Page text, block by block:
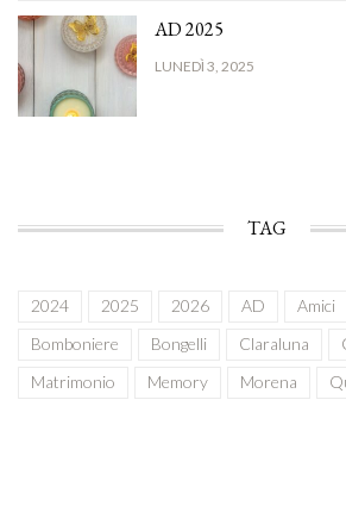
AD 2025
LUNEDÌ 3, 2025
TAG
2024 2025 2026 AD Amici
Bomboniere
Bongelli Claraluna
Matrimonio
Memory Morena